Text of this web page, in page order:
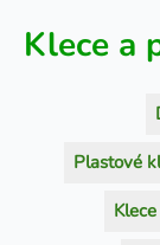
Klece a
Plastové